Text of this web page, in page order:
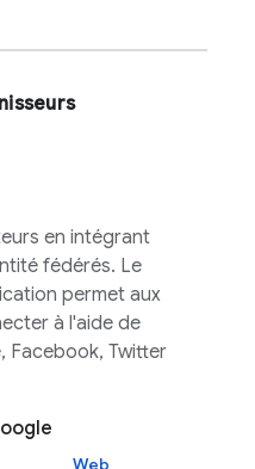
en intégrant
fédérés. Le
permet aux
à l'aide de
Facebook, Twitter
Web